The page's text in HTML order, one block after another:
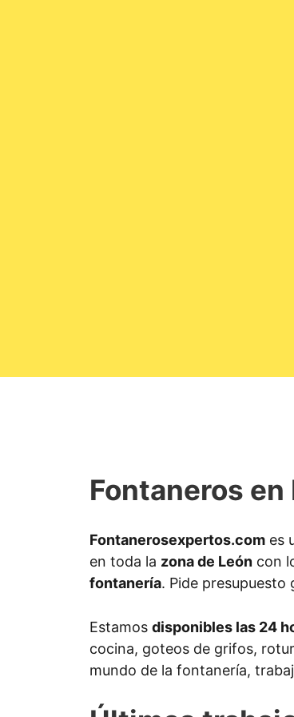
Fontaneros en
Fontanerosexpertos.com es
en toda la zona de León con
fontanería. Pide
Estamos disponibles las 24
cocina, goteos de grifos,
mundo de la fontanería,